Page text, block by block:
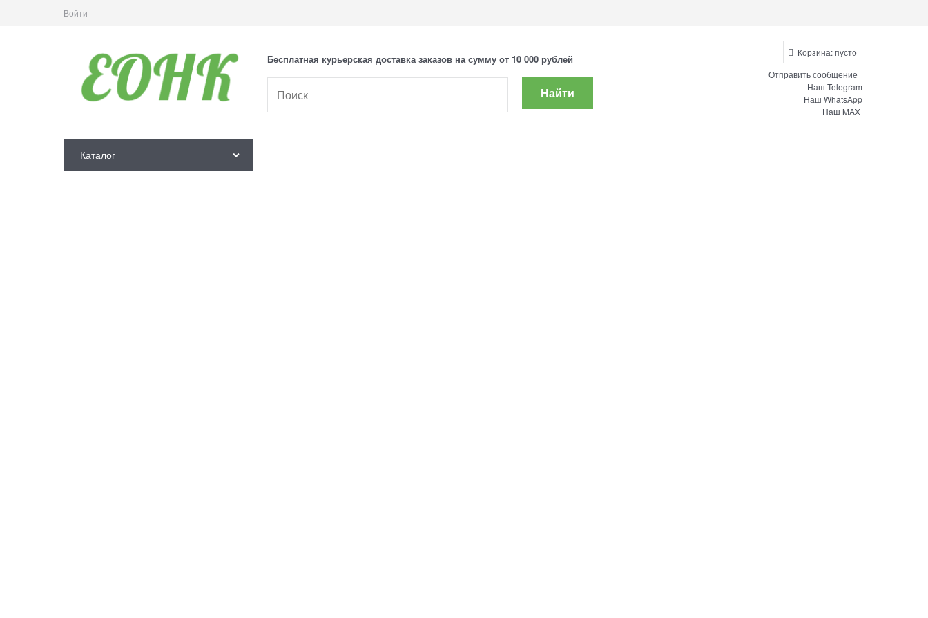
Войти
Бесплатная курьерская доставка заказов на сумму от 10 000 рублей
Найти
Корзина:пусто
Отправить сообщение
Наш Telegram
Наш WhatsApp
Наш MAX
Каталог